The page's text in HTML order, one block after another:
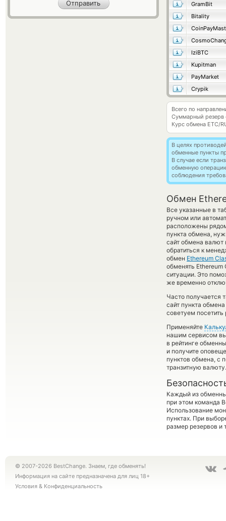
GramBit
Bitality
IziBTC
Kupitman
PayMarket
Crypik
Всего по
Суммарный резерв
Курс обмена ETC/
В целях
обменные пункты
В случае если
обменную
соблюдения
Обмен
Все указанные в
ручном или
расположены
пункта обмена,
сайт обмена валют
обратиться к
обмен Ethereum
обменять
ситуации. Это
же временно
Часто получается
сайт пункта
советуем посетить
Применяйте
нашим сервисом
в рейтинге
и получите
пунктов обмена,
транзитную валюту.
Каждый из
при этом команда
Использование
пунктах. При
размер резервов и
© 2007-2026 BestChange. Знаем, где обменять!
Информация на сайте предназначена для лиц 18+
Условия & Конфиденциальность